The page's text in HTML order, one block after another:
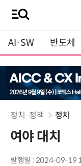
AI·SW 반도체
정치·정책 정치
여야 대치
발행일 : 2024-09-19